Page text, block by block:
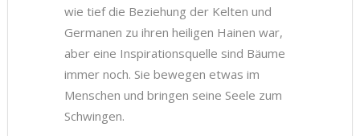
wie tief die Beziehung der Kelten und
Germanen zu ihren heiligen Hainen war,
aber eine Inspirationsquelle sind Bäume
immer noch. Sie bewegen etwas im
Menschen und bringen seine Seele zum
Schwingen.